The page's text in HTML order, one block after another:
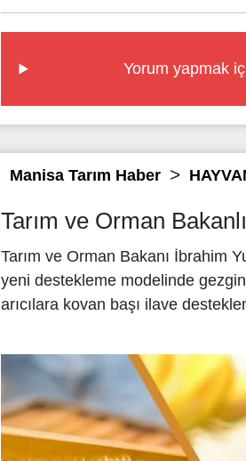
Yorum yapmak
Manisa Tarım Haber
Tarım ve Orman
Tarım ve Orman Bakanı İbrahim
yeni destekleme modelinde
arıcılara kovan başı ilave